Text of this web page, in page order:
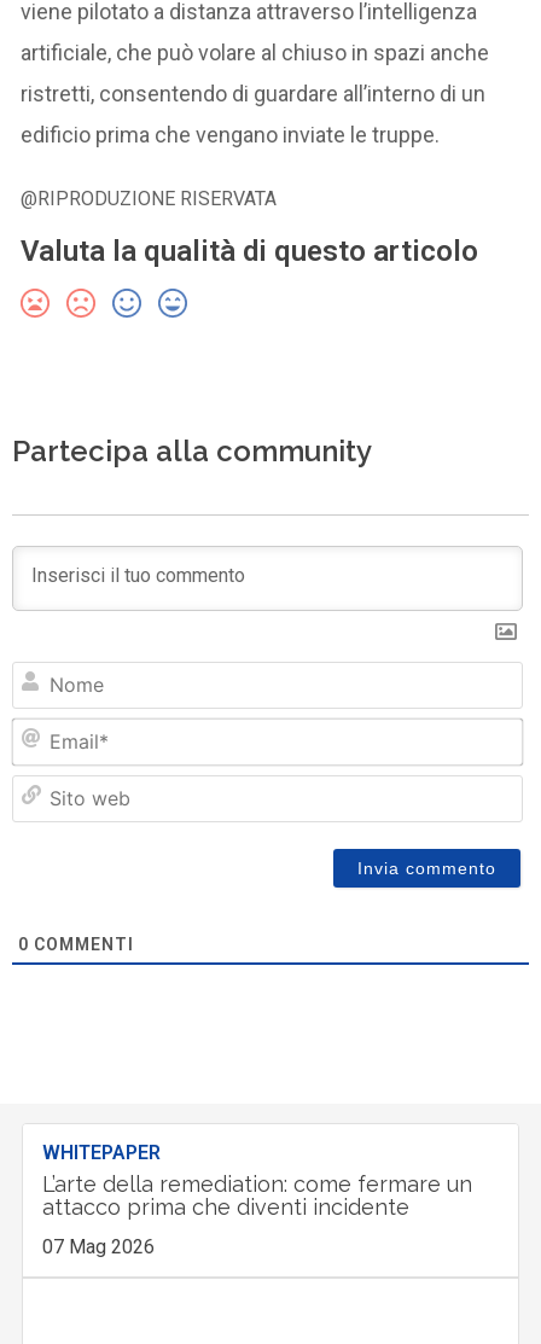
viene pilotato a distanza attraverso l’intelligenza
artificiale, che può volare al chiuso in spazi anche
ristretti, consentendo di guardare all’interno di un
edificio prima che vengano inviate le truppe.
@RIPRODUZIONE RISERVATA
Valuta la qualità di questo articolo
Partecipa alla community
0 COMMENTI
WHITEPAPER
L’arte della remediation: come fermare un
attacco prima che diventi incidente
07 Mag 2026